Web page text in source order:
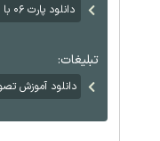
دانلود پارت ۰۶ با حجم ۶۰۴ مگابایت
تبلیغات:
دانلود آموزش